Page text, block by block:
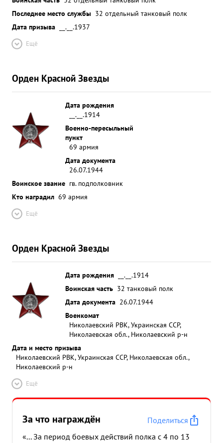
Последнее место службы 32 отдельный танковый полк
Дата призыва
__.__.1937
Ещё
Орден Красной Звезды
Дата рождения
__.__.1914
Военно-пересыльный
пункт
69 армия
Дата документа
26.07.1944
Воинское звание гв. подполковник
Кто наградил 69 армия
Ещё
Орден Красной Звезды
Дата рождения
__.__.1914
Воинская часть 32 танковый полк
Дата документа 26.07.1944
Военкомат
Николаевский РВК, Украинская ССР,
Николаевская обл., Николаевский р-н
Дата и место призыва
Николаевский РВК, Украинская ССР, Николаевская обл.,
Николаевский р-н
Ещё
За что награждён
Поделиться
«... За период боевых действий полка с 4 по 13